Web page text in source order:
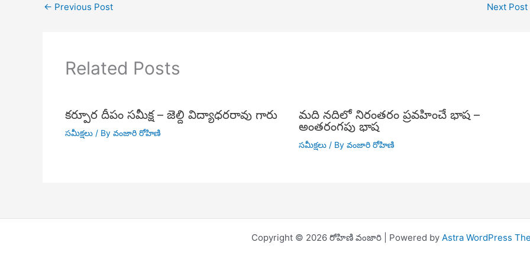
← Previous Post Next Post
Related Posts
కర్పూర దీపం సమీక్ష – జెల్ది విద్యాధరరావు గారు
సమీక్షలు/ By వంజారి రోహిణి
మది నదిలో నిరంతరం ప్రవహించే భాష –
అంతరంగపు భాష
సమీక్షలు/ By వంజారి రోహిణి
Copyright © 2026 రోహిణి వంజారి | Powered by Astra WordPress